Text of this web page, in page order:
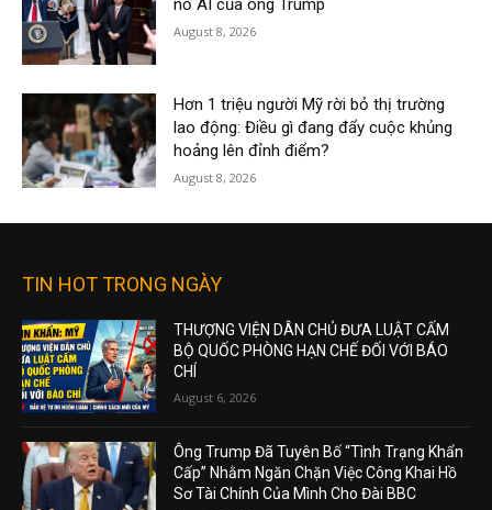
nổ AI của ông Trump
August 8, 2026
Hơn 1 triệu người Mỹ rời bỏ thị trường
lao động: Điều gì đang đẩy cuộc khủng
hoảng lên đỉnh điểm?
August 8, 2026
TIN HOT TRONG NGÀY
THƯỢNG VIỆN DÂN CHỦ ĐƯA LUẬT CẤM
BỘ QUỐC PHÒNG HẠN CHẾ ĐỐI VỚI BÁO
CHÍ
August 6, 2026
Ông Trump Đã Tuyên Bố “Tình Trạng Khẩn
Cấp” Nhằm Ngăn Chặn Việc Công Khai Hồ
Sơ Tài Chính Của Mình Cho Đài BBC